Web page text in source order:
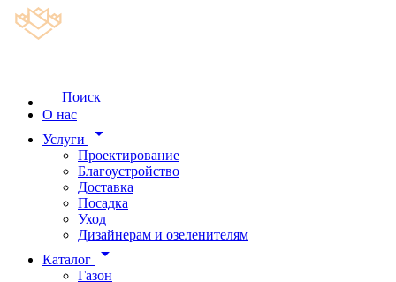
Поиск
О нас
Услуги
arrow_drop_down
Проектирование
Благоустройство
Доставка
Посадка
Уход
Дизайнерам и озеленителям
Каталог
arrow_drop_down
Газон